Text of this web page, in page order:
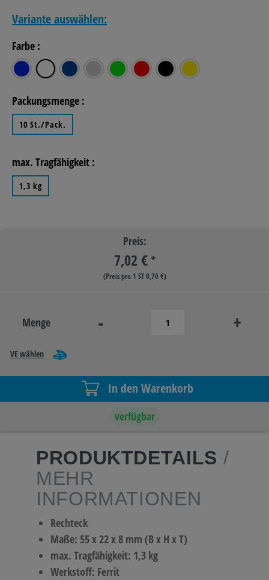
Variante auswählen:
Farbe :
blau weißdunkelblaugrau grün schwarz gelb
Packungsmenge :
10 St./Pack.
max. Tragfähigkeit :
1,3 kg
Preis:
7,02 €*
(Preis pro 1 ST 0,70 €)
Menge - +
VE wählen
In den Warenkorb
verfügbar
PRODUKTDETAILS /
MEHR
INFORMATIONEN
Rechteck
Maße: 55 x 22 x 8 mm (B x H x T)
max. Tragfähigkeit: 1,3 kg
Werkstoff: Ferrit